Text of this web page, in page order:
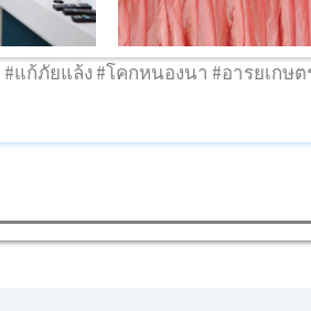
ก้ภัยแล้ง #โคกหนองนา #อารยเกษ